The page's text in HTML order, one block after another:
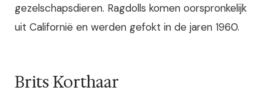
gezelschapsdieren. Ragdolls komen oorspronkelijk
uit Californië en werden gefokt in de jaren 1960.
Brits Korthaar